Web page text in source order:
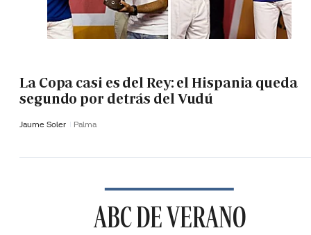
La Copa casi es del Rey: el Hispania queda
segundo por detrás del Vudú
Jaume Soler Palma
ABC DE VERANO